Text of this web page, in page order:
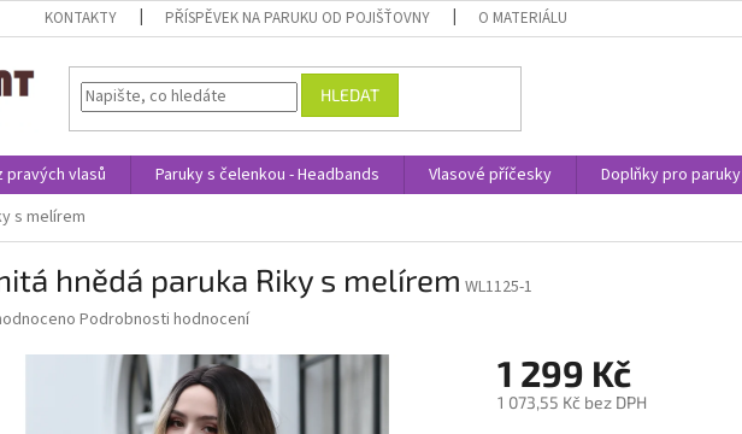
KONTAKTY PŘÍSPĚVEK NA PARUKU OD POJIŠŤOVNY O MATERIÁLU
HLEDAT
pravých vlasů Paruky s čelenkou - Headbands Vlasové příčesky Doplňky pro paruky
s melírem
hnědá paruka Riky s melírem WL1125-1
Podrobnosti hodnocení
1 299 Kč
1 073,55 Kč bez DPH